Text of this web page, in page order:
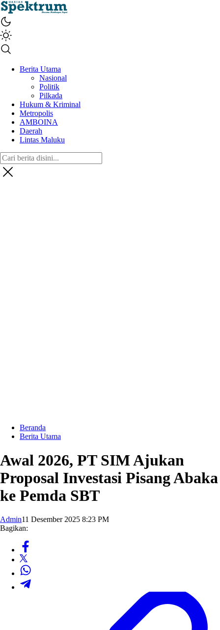
spektrumonline.com
Berita Utama
Nasional
Politik
Pilkada
Hukum & Kriminal
Metropolis
AMBOINA
Daerah
Lintas Maluku
Beranda
Berita Utama
Awal 2026, PT SIM Ajukan
Proposal Investasi Pisang Abaka
ke Pemda SBT
Admin11 Desember 2025 8:23 PM
Bagikan: